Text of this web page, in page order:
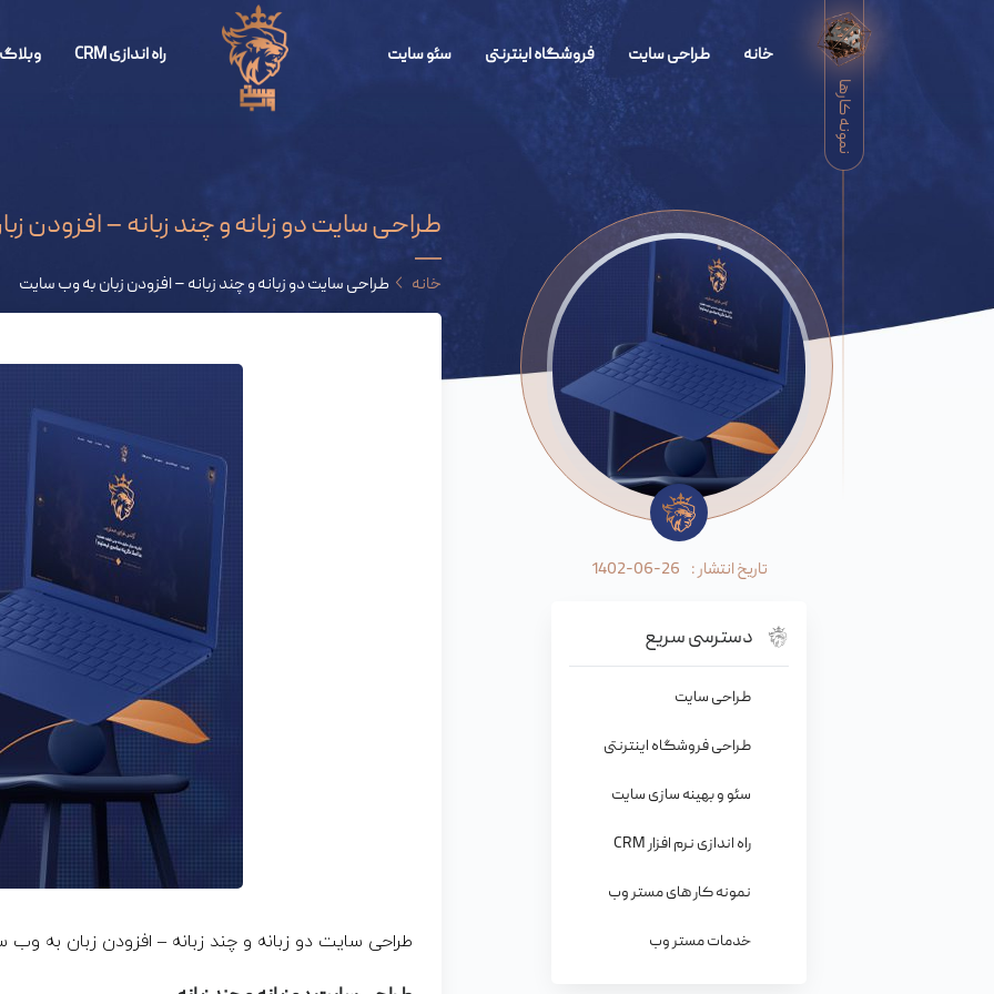
نمونه کارها
خانه طراحی سایت فروشگاه اینترنتی سئو سایت راه اندازی CRM
طراحی سایت دو زبانه و چند زبانه – افزودن
خانه طراحی سایت دو زبانه و چند زبانه – افزودن زبان به وب سایت
طراحی سایت دو زبانه و چند زبانه – افزودن زبان به
تاریخ انتشار : 1402-06-26
دسترسی سریع
طراحی سایت
طراحی فروشگاه اینترنتی
سئو و بهینه سازی سایت
راه اندازی نرم افزار CRM
نمونه کار های مستر وب
خدمات مستر وب